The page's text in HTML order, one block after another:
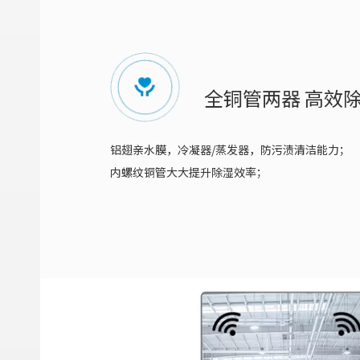
全铜管两器 高效
铝翅亲水膜，冷凝器/蒸发器，防污渍清洁能力；
内螺纹铜管大大提升除湿效率；